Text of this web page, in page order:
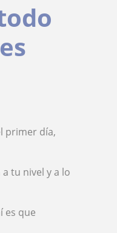
primer día,
tu nivel y a lo
es que